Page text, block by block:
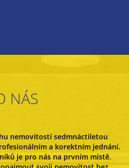
NÁS
nemovitostí sedmnáctiletou
a korektním jednání.
je pro nás na prvním místě.